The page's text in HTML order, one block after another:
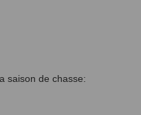
saison de chasse: